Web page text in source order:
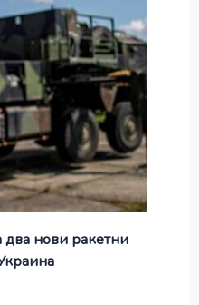
два нови ракетни